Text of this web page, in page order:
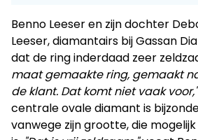
Benno Leeser en zijn dochter
Leeser, diamantairs bij Gassan
dat de ring inderdaad zeer
maat gemaakte ring, gemaakt
de klant. Dat komt niet vaak voor,"
centrale ovale diamant is
vanwege zijn grootte, die